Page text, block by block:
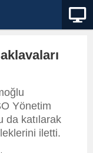
Yönetim
da katılarak
iletti.